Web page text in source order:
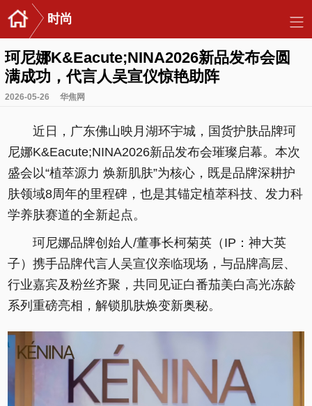
时尚
珂尼娜K&Eacute;NINA2026新品发布会圆
满成功，代言人吴宣仪惊艳助阵
2026-05-26 华焦网
近日，广东佛山映月湖环宇城，国货护肤品牌珂
尼娜K&Eacute;NINA2026新品发布会璀璨启幕。本次
盛会以“植萃源力 焕新肌肤”为核心，既是品牌深耕护
肤领域8周年的里程碑，也是其锚定植萃科技、发力科
学养肤赛道的全新起点。
珂尼娜品牌创始人/董事长柯菊英（IP：神大英
子）携手品牌代言人吴宣仪亲临现场，与品牌高层、
行业嘉宾及粉丝齐聚，共同见证白番茄美白高光冻龄
系列重磅亮相，解锁肌肤焕变新奥秘。